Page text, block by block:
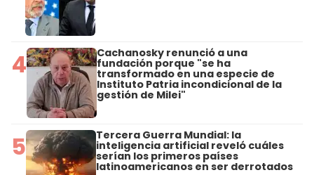
4 Cachanosky renunció a una
fundación porque "se ha
transformado en una especie de
Instituto Patria incondicional de la
gestión de Milei"
5 Tercera Guerra Mundial: la
inteligencia artificial reveló cuáles
serían los primeros países
latinoamericanos en ser derrotados